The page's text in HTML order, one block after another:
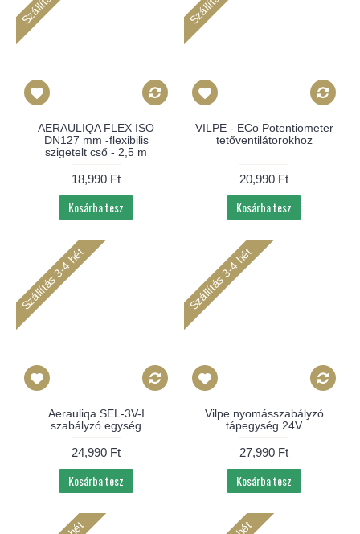
AERAULIQA FLEX ISO
DN127 mm -flexibilis
szigetelt cső - 2,5 m
18,990 Ft
Kosárba tesz
VILPE - ECo Potentiometer
tetőventilátorokhoz
20,990 Ft
Kosárba tesz
Szállítás 3-4 hét
Aerauliqa SEL-3V-I
szabályzó egység
24,990 Ft
Kosárba tesz
Szállítás 3-4 hét
Vilpe nyomásszabályzó
tápegység 24V
27,990 Ft
Kosárba tesz